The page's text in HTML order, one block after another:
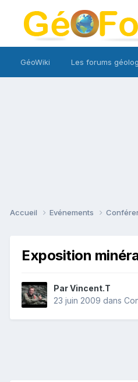
GéoWiki Les forums
Accueil Evénements
Exposition
ParVincent.T
23 juin 2009 dans